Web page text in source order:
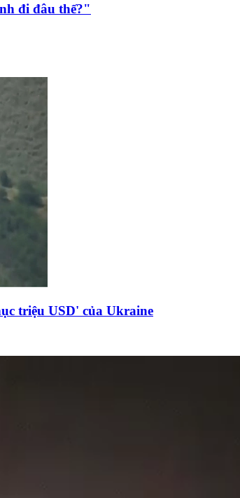
đi đâu thế?"
triệu USD' của Ukraine